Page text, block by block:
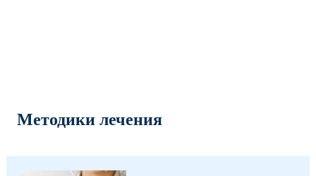
Методики лечения